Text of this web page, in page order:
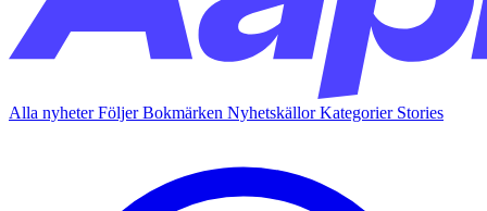
Alla nyheterFöljerBokmärken NyhetskällorKategorier Stories